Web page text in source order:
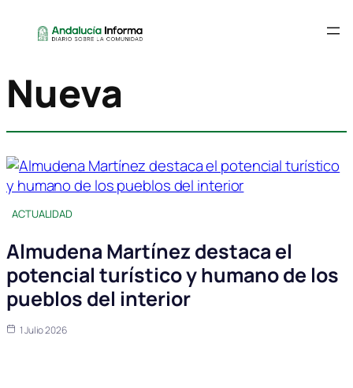
Nueva
ACTUALIDAD
Almudena Martínez destaca el
potencial turístico y humano de los
pueblos del interior
1 Julio 2026